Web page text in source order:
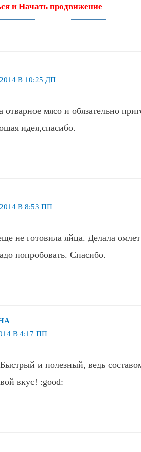
и Начать продвижение
В 10:25 ДП
отварное мясо и обязательно
идея,спасибо.
В 8:53 ПП
не готовила яйца. Делала
попробовать. Спасибо.
В 4:17 ПП
и полезный, ведь
вкус! :good: